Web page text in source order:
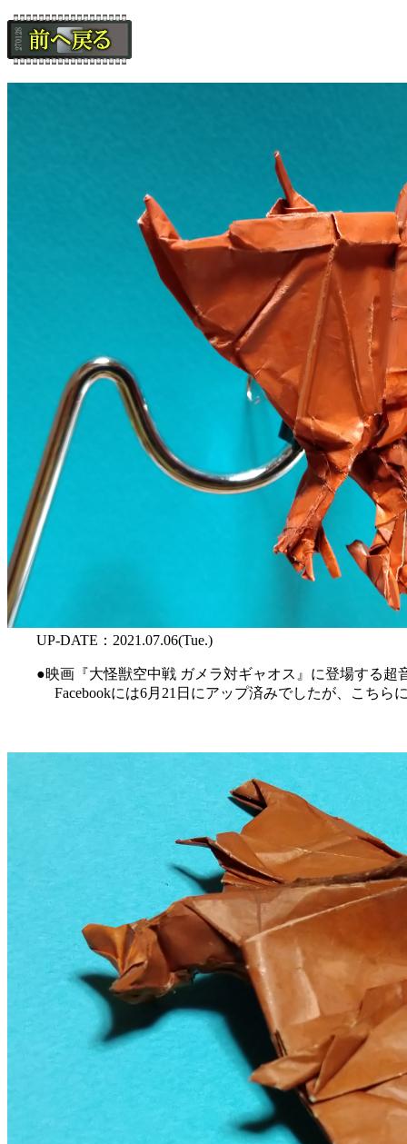
UP-DATE：2021.07.06(Tue.)
●映画『大怪獣空中戦 ガメラ対ギャオス』に登場する超
Facebookには6月21日にアップ済みでしたが、こちらに